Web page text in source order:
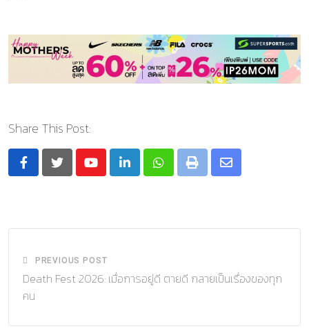
Share This Post:
YoutubeLinkedInWhatsapp
Print
Share
PREVIOUS POST
Death Fest 2026: เมื่อการอยู่ดี ตายดี กลายเป็นเรื่องของทุก
คน